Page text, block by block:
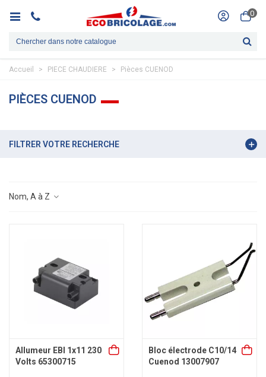
0
Accueil > PIECE CHAUDIERE > Pièces CUENOD
PIÈCES CUENOD
FILTRER VOTRE RECHERCHE
Nom, A à Z
Allumeur EBI 1x11 230
Volts 65300715
Bloc électrode C10/14
Cuenod 13007907